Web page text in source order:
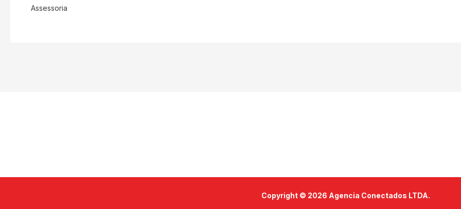
Assessoria
Copyright © 2026 Agencia Conectados LTDA.